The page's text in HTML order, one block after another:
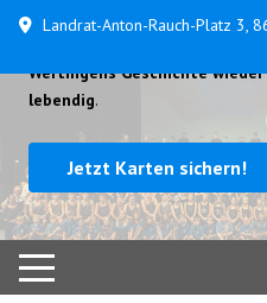
Landrat-Anton-Rauch-Platz 3,
Wertingens Geschichte wieder
lebendig.
Jetzt Karten sichern!